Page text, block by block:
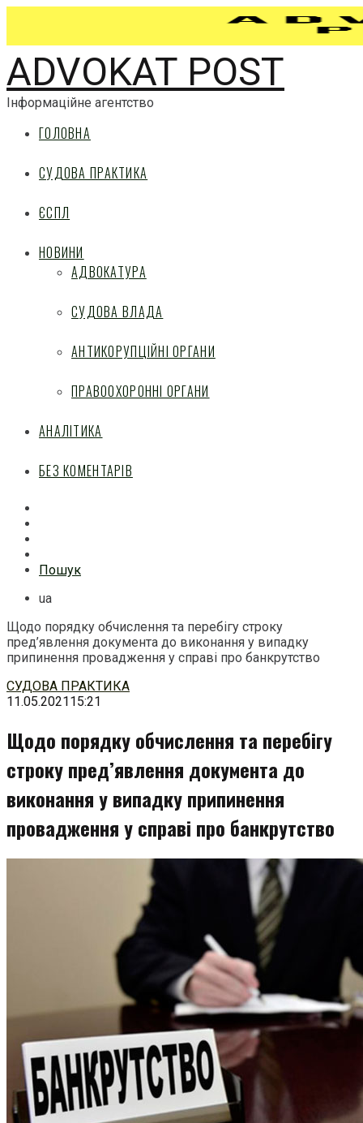
ADVOKAT POST
Інформаційне агентство
ГОЛОВНА
СУДОВА ПРАКТИКА
ЄСПЛ
НОВИНИ
АДВОКАТУРА
СУДОВА ВЛАДА
АНТИКОРУПЦІЙНІ ОРГАНИ
ПРАВООХОРОННІ ОРГАНИ
АНАЛІТИКА
БЕЗ КОМЕНТАРІВ
Пошук
ua
Щодо порядку обчислення та перебігу строку
пред’явлення документа до виконання у випадку
припинення провадження у справі про банкрутство
Перейти
до
СУДОВА ПРАКТИКА
11.05.202115:21
Щодо порядку обчислення та перебігу
строку пред’явлення документа до
виконання у випадку припинення
провадження у справі про банкрутство